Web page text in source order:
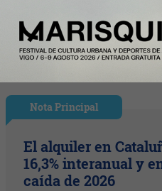
Nota Principal
El alquiler en
16,3% interanual y
caída de 2026